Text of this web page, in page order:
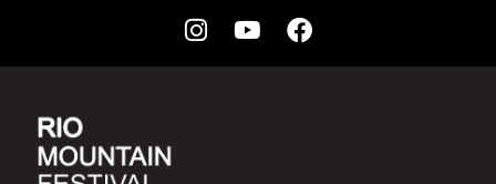
Instagram
YoutubeFacebook